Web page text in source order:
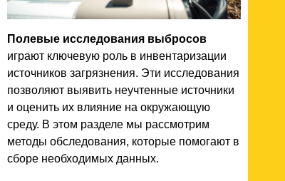
Полевые исследования выбросов
играют ключевую роль в инвентаризации
источников загрязнения. Эти исследования
позволяют выявить неучтенные источники
и оценить их влияние на окружающую
среду. В этом разделе мы рассмотрим
методы обследования, которые помогают в
сборе необходимых данных.